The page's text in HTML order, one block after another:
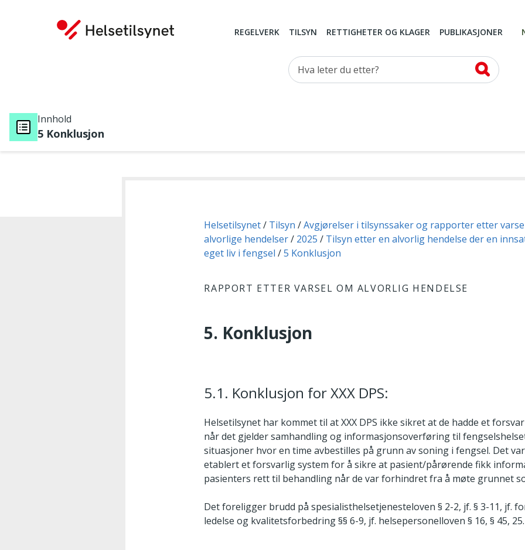
REGELVERK TILSYN RETTIGHETER OG KLAGER PUBLIKASJONER
Hva leter du etter?
Innhold
5 Konklusjon
Du er her:
Helsetilsynet Tilsyn
Avgjørelser i tilsynssaker og rapporter etter
alvorlige hendelser
2025
Tilsyn etter en alvorlig hendelse der en
eget liv i fengsel
5 Konklusjon
RAPPORT ETTER VARSEL OM ALVORLIG HENDELSE
5. Konklusjon
5.1. Konklusjon for XXX DPS:
Helsetilsynet har kommet til at XXX DPS ikke sikret at de hadde et
når det gjelder samhandling og informasjonsoverføring til
situasjoner hvor en time avbestilles på grunn av soning i fengsel. Det
etablert et forsvarlig system for å sikre at pasient/pårørende fikk
pasienters rett til behandling når de var forhindret fra å møte grunnet
Det foreligger brudd på spesialisthelsetjenesteloven § 2-2, jf. § 3-11, jf.
ledelse og kvalitetsforbedring §§ 6-9, jf. helsepersonelloven § 16, § 45, 25.